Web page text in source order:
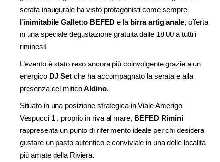
serata inaugurale ha visto protagonisti come sempre
l’inimitabile Galletto BEFED e la birra artigianale, offerta
in una speciale degustazione gratuita dalle 18:00 a tutti i
riminesi!
L’evento è stato reso ancora più coinvolgente grazie a un
energico DJ Set che ha accompagnato la serata e alla
presenza del mitico Aldino.
Situato in una posizione strategica in Viale Amerigo
Vespucci 1 , proprio in riva al mare, BEFED Rimini
rappresenta un punto di riferimento ideale per chi desidera
gustare un pasto autentico e conviviale in una delle località
più amate della Riviera.